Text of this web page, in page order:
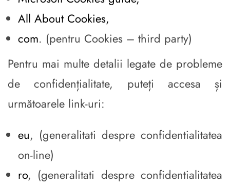
All About Cookies,
com. (pentru Cookies – third party)
Pentru mai multe detalii legate de probleme
de confidențialitate, puteți accesa și
următoarele link-uri:
eu, (generalitati despre confidentialitatea
on-line)
ro, (generalitati despre confidentialitatea